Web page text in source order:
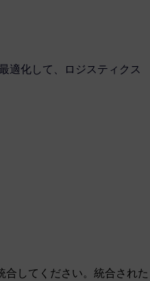
適化して、ロジスティクス
してください。統合された